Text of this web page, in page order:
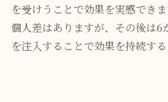
を受けうことで効果を実感できま
個人差はありますが、その後は6
を注入することで効果を持続する